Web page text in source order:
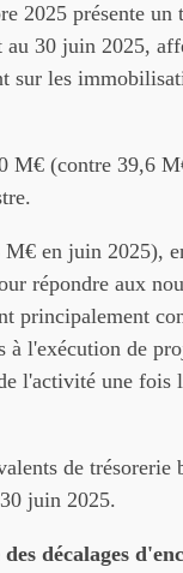
2025 présente
30 juin 2025,
sur les
M€ (contre 39,6
en juin 2025),
répondre aux
principalement
à l'exécution de
l'activité une fois
de trésorerie
juin 2025.
décalages